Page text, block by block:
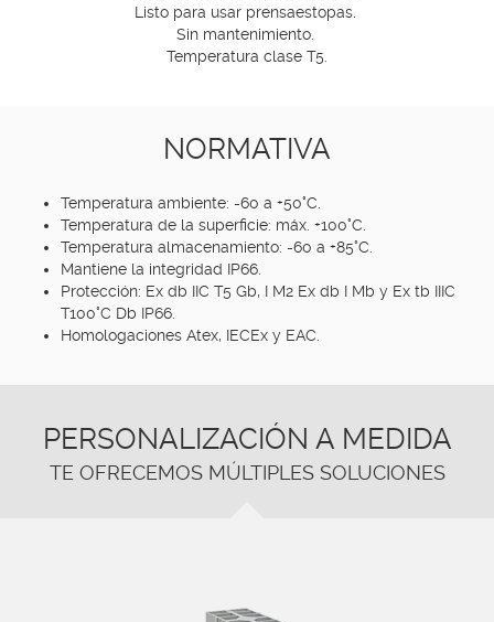
Listo para usar prensaestopas.
Sin mantenimiento.
Temperatura clase T5.
NORMATIVA
Temperatura ambiente: -60 a +50°C.
Temperatura de la superficie: máx. +100°C.
Temperatura almacenamiento: -60 a +85°C.
Mantiene la integridad IP66.
Protección: Ex db IIC T5 Gb, I M2 Ex db I Mb y Ex tb IIIC
T100°C Db IP66.
Homologaciones Atex, IECEx y EAC.
PERSONALIZACIÓN A MEDIDA
TE OFRECEMOS MÚLTIPLES SOLUCIONES